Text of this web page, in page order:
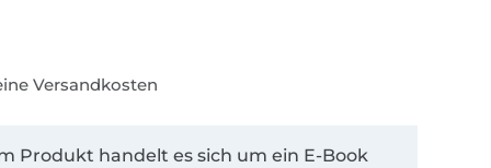
Versandkosten
Produkt handelt es sich um ein E-Book